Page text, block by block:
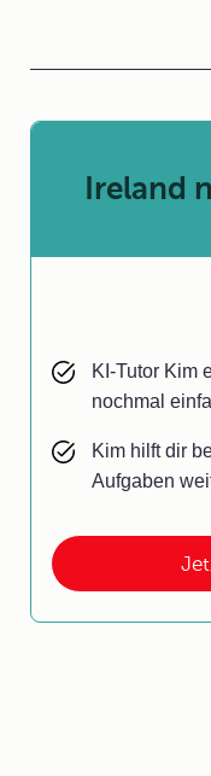
Ireland
KI-Tutor Kim
nochmal
Kim hilft dir
Aufgaben